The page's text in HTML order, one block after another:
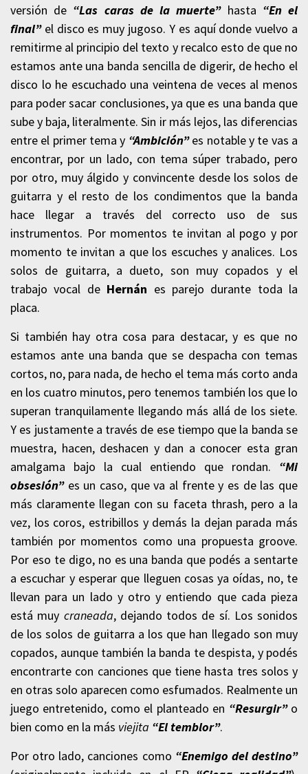
versión de “Las caras de la muerte”hasta “En el
final”el disco es muy jugoso. Y es aquí donde vuelvo a
remitirme al principio del texto y recalco esto de que no
estamos ante una banda sencilla de digerir, de hecho el
disco lo he escuchado una veintena de veces al menos
para poder sacar conclusiones, ya que es una banda que
sube y baja, literalmente. Sin ir más lejos, las diferencias
entre el primer tema y “Ambición”es notable y te vas a
encontrar, por un lado, con tema súper trabado, pero
por otro, muy álgido y convincente desde los solos de
guitarra y el resto de los condimentos que la banda
hace llegar a través del correcto uso de sus
instrumentos. Por momentos te invitan al pogo y por
momento te invitan a que los escuches y analices. Los
solos de guitarra, a dueto, son muy copados y el
trabajo vocal de Hernán es parejo durante toda la
placa.
Si también hay otra cosa para destacar, y es que no
estamos ante una banda que se despacha con temas
cortos, no, para nada, de hecho el tema más corto anda
en los cuatro minutos, pero tenemos también los que lo
superan tranquilamente llegando más allá de los siete.
Y es justamente a través de ese tiempo que la banda se
muestra, hacen, deshacen y dan a conocer esta gran
amalgama bajo la cual entiendo que rondan. “Mi
obsesión”es un caso, que va al frente y es de las que
más claramente llegan con su faceta thrash, pero a la
vez, los coros, estribillos y demás la dejan parada más
también por momentos como una propuesta groove.
Por eso te digo, no es una banda que podés a sentarte
a escuchar y esperar que lleguen cosas ya oídas, no, te
llevan para un lado y otro y entiendo que cada pieza
está muy craneada, dejando todos de sí. Los sonidos
de los solos de guitarra a los que han llegado son muy
copados, aunque también la banda te despista, y podés
encontrarte con canciones que tiene hasta tres solos y
en otras solo aparecen como esfumados. Realmente un
juego entretenido, como el planteado en “Resurgir”o
bien como en la más viejita “El temblor”.
Por otro lado, canciones como “Enemigo del destino”